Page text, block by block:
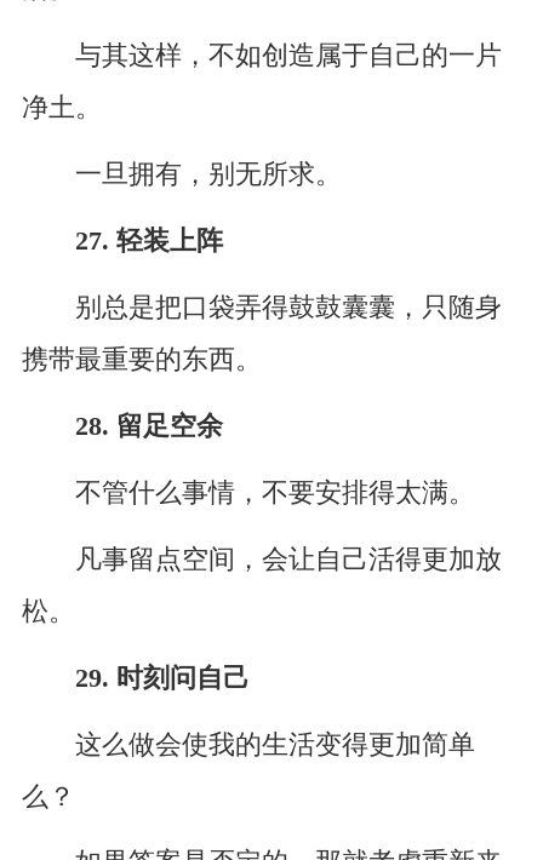
与其这样，不如创造属于自己的一片
净土。
一旦拥有，别无所求。
27. 轻装上阵
别总是把口袋弄得鼓鼓囊囊，只随身
携带最重要的东西。
28. 留足空余
不管什么事情，不要安排得太满。
凡事留点空间，会让自己活得更加放
松。
29. 时刻问自己
这么做会使我的生活变得更加简单
么？